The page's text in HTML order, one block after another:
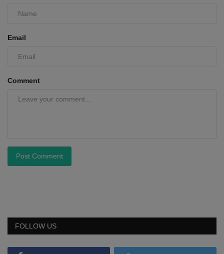
Email
Comment
Post Comment
FOLLOW US